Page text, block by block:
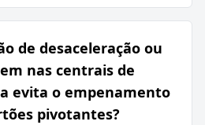
de desaceleração ou
nas centrais de
evita o empenamento
pivotantes?